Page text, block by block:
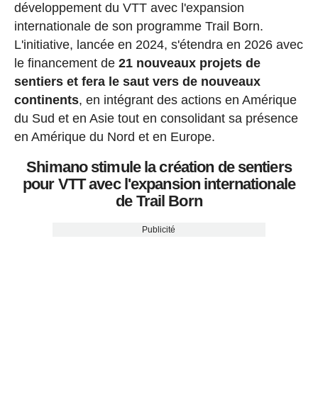
développement du VTT avec l'expansion
internationale de son programme Trail Born.
L'initiative, lancée en 2024, s'étendra en 2026 avec
le financement de 21 nouveaux projets de
sentiers et fera le saut vers de nouveaux
continents, en intégrant des actions en Amérique
du Sud et en Asie tout en consolidant sa présence
en Amérique du Nord et en Europe.
Shimano stimule la création de sentiers
pour VTT avec l'expansion internationale
de Trail Born
Publicité